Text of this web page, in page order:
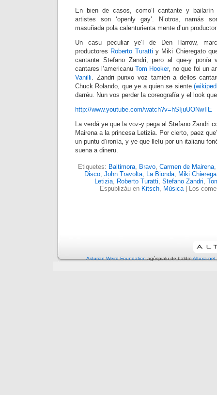
En bien de casos, como’l cantante y
artistes son ‘openly gay’. N’otros, namás
masuñada pola calenturienta mente d’un
Un casu peculiar ye’l de Den Harrow,
productores Roberto Turatti y Miki Chieregato
cantante Stefano Zandri, pero al que-y
cantares l’americanuTom Hooker, no que foi un
Vanilli. Zandri punxo voz tamién a dellos
Chuck Rolando, que ye a quien se siente
darréu. Nun vos perder la coreografía y el look
http://www.youtube.com/watch?v=hSIjuUONwTE
La verdá ye que la voz-y pega al Stefano Zandri
Mairena a la princesa Letizia. Por cierto, paez
un puntu d’ironía, y ye que lleíu por un italianu
suena a dineru.
Etiquetes: Baltimora, Bravo, Carmen de Mairena
Disco, John Travolta, La Bionda, Miki
Letizia, Roberto Turatti, Stefano Zandri,
Espublizáu en Kitsch, Música| Los
Asturian Weird Foundationagóspialu de baldreAltuxa.net